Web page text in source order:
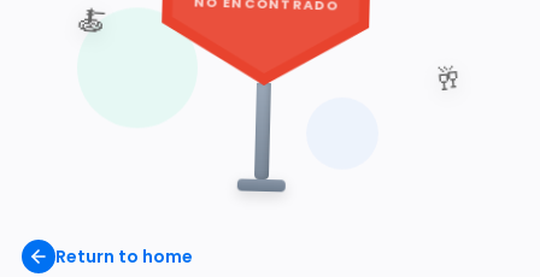
Return to home
🥂
🍝